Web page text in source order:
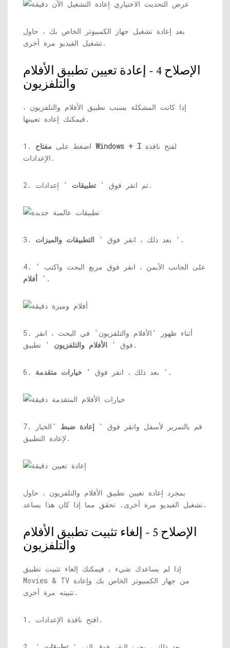
بعد إعادة تشغيل جهاز الكمبيوتر الخاص بك ، حاول
تشغيل الفيديو مرة أخرى.
الإصلاح 4 - إعادة تعيين تطبيق الأفلام
والتلفزيون
إذا كانت المشكلة بسبب تطبيق الأفلام والتلفزيون ،
فيمكنك إعادة تعيينها.
1. اضغط على مفتاح Windows + I
الإعدادات.
2. ثم انقر فوق ' تطبيقات ' إعدادات.
3. بعد ذلك ، انقر فوق ' التطبيقات والميزات '.
4. على الجانب الأيمن ، انقر فوق مربع البحث واكتب '
أفلام '.
5. أثناء ظهور 'الأفلام والتلفزيون' في البحث ، انقر
فوق ' الأفلام والتلفزيون ' تطبيق.
6. بعد ذلك ، انقر فوق ' خيارات متقدمة '.
7. قم بالتمرير لأسفل وانقر فوق ' إعادة ضبط 'الخيار
لإعادة التطبيق.
بمجرد إعادة تعيين تطبيق الأفلام والتلفزيون ، حاول
تشغيل الفيديو مرة أخرى. تحقق مما إذا كان هذا يساعد.
الإصلاح 5 - إلغاء تثبيت تطبيق الأفلام
والتلفزيون
إذا لم يساعدك شيء ، فيمكنك إلغاء تثبيت تطبيق
Movies & TV من جهاز الكمبيوتر الخاص بك وإعادة
تثبيته مرة أخرى.
1. افتح نافذة الإعدادات.